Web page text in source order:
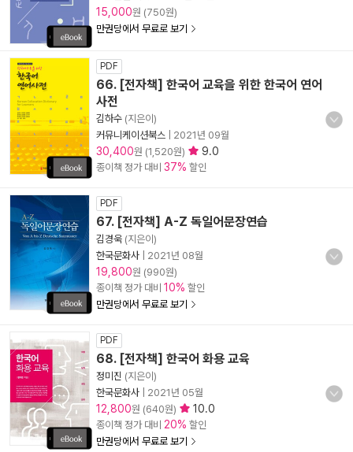
15,000원 (750원)
만권당에서 무료로 보기
PDF
66. [전자책] 한국어 교육을 위한 한국어 연어
사전
김하수 (지은이)
커뮤니케이션북스
2021년 09월
30,400원 (1,520원) 9.0
종이책 정가 대비 37% 할인
PDF
67. [전자책] A-Z 독일어문장연습
김경욱 (지은이)
한국문화사
2021년 08월
19,800원 (990원)
종이책 정가 대비 10% 할인
만권당에서 무료로 보기
PDF
68. [전자책] 한국어 화용 교육
정미진 (지은이)
한국문화사
2021년 05월
12,800원 (640원) 10.0
종이책 정가 대비 20% 할인
만권당에서 무료로 보기